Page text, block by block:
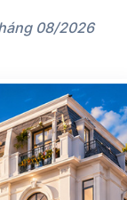
08/2026